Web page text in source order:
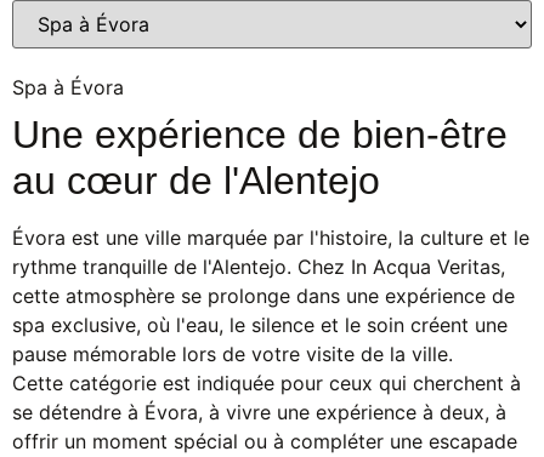
Spa à Évora
Une expérience de bien-être
au cœur de l'Alentejo
Évora est une ville marquée par l'histoire, la culture et le
rythme tranquille de l'Alentejo. Chez In Acqua Veritas,
cette atmosphère se prolonge dans une expérience de
spa exclusive, où l'eau, le silence et le soin créent une
pause mémorable lors de votre visite de la ville.
Cette catégorie est indiquée pour ceux qui cherchent à
se détendre à Évora, à vivre une expérience à deux, à
offrir un moment spécial ou à compléter une escapade